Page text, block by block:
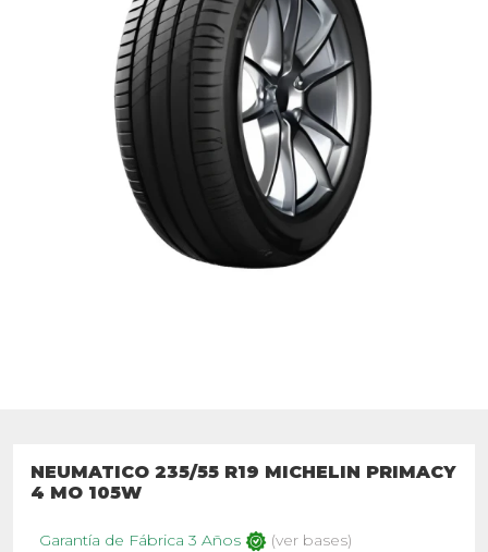
NEUMATICO 235/55 R19 MICHELIN PRIMACY
4 MO 105W
Garantía de Fábrica 3 Años (ver bases)